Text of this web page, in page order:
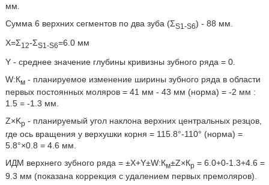
мм.
Сумма 6 верхних сегментов по два зуба (ΣS1-S6) - 88 мм.
X=Σ12-ΣS1-S6=6.0 мм
Y - среднее значение глубины кривизны зубного ряда = 0.
W:Км- планируемое изменение ширины зубного ряда в области
первых постоянных моляров = 41 мм - 43 мм (норма) = -2 мм :
1.5 = -1.3 мм.
Z×Kp - планируемый угол наклона верхних центральных резцов,
где ось вращения у верхушки корня = 115.8°-110° (норма) =
5.8°×0.8 = 4.6 мм.
ИДМ верхнего зубного ряда = ±Х+Y±W:Км±Z×Кp = 6.0+0-1.3+4.6 =
9.3 мм (показана коррекция с удалением первых премоляров).